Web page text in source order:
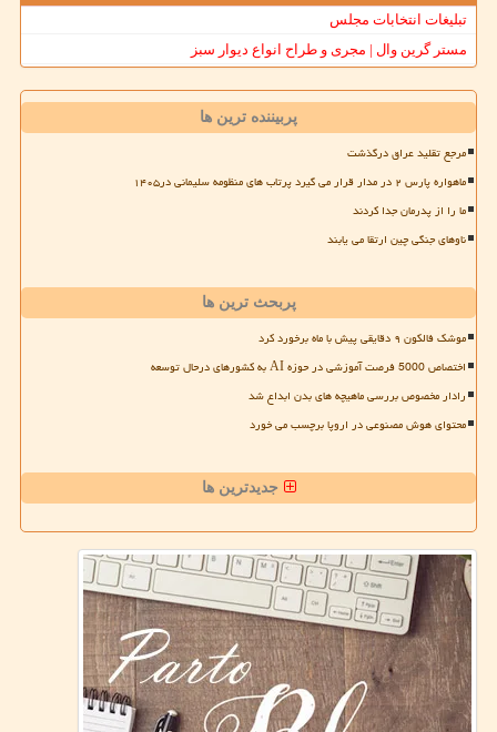
تبلیغات انتخابات مجلس
مستر گرین وال | مجری و طراح انواع دیوار سبز
پربیننده ترین ها
مرجع تقلید عراق درگذشت
ماهواره پارس ۲ در مدار قرار می گیرد پرتاب های منظومه سلیمانی در۱۴۰۵
ما را از پدرمان جدا کردند
ناوهای جنگی چین ارتقا می یابند
پربحث ترین ها
موشک فالکون ۹ دقایقی پیش با ماه برخورد کرد
اختصاص 5000 فرصت آموزشی در حوزه AI به کشورهای درحال توسعه
رادار مخصوص بررسی ماهیچه های بدن ابداع شد
محتوای هوش مصنوعی در اروپا برچسب می خورد
جدیدترین ها